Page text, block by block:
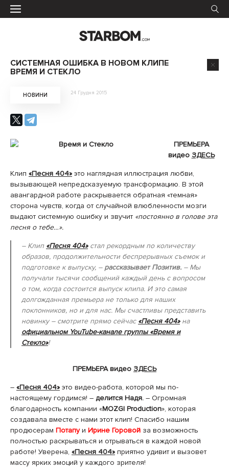
СИСТЕМНАЯ ОШИБКА В НОВОМ КЛИПЕ
ВРЕМЯ И СТЕКЛО
НОВИНИ 24 Грудня 2015
ПРЕМЬЕРА
видео ЗДЕСЬ
Клип «Песня 404»это наглядная иллюстрация любви,
вызывающей непредсказуемую трансформацию. В этой
авангардной работе раскрывается обратная «темная»
сторона чувств, когда от случайной влюбленности мозги
выдают системную ошибку и звучит «постоянно в голове эта
песня о тебе…».
– Клип «Песня 404»стал рекордным по количеству
образов, продолжительности беспрерывных съемок и
подготовке к выпуску, – рассказывает Позитив. – Мы
получали тысячи сообщений каждый день с вопросом
о том, когда состоится выпуск клипа. И это самая
долгожданная премьера не только для наших
поклонников, но и для нас. Мы счастливы представить
новинку – смотрите прямо сейчас «Песня 404»на
официальном YouTube-канале группы «Время и
Стекло»!
ПРЕМЬЕРА видео ЗДЕСЬ
– «Песня 404»это видео-работа, которой мы по-
настоящему гордимся! – делится Надя. – Огромная
благодарность компании «MOZGI Production», которая
создавала вместе с нами этот клип! Спасибо нашим
продюсерам Потапуи Ирине Горовой за возможность
полностью раскрываться и отрываться в каждой новой
работе! Уверена, «Песня 404»приятно удивит и вызовет
массу ярких эмоций у каждого зрителя!